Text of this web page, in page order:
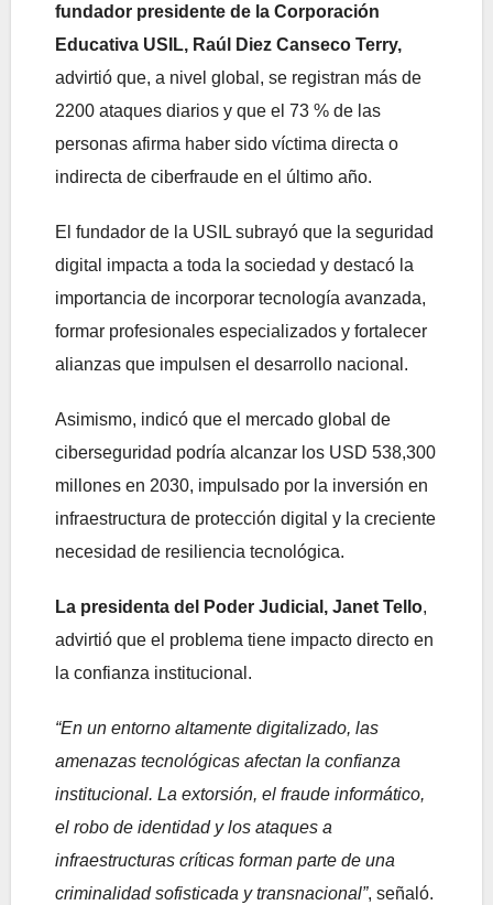
fundador presidente de la Corporación
Educativa USIL, Raúl Diez Canseco Terry,
advirtió que, a nivel global, se registran más de
2200 ataques diarios y que el 73 % de las
personas afirma haber sido víctima directa o
indirecta de ciberfraude en el último año.
El fundador de la USIL subrayó que la seguridad
digital impacta a toda la sociedad y destacó la
importancia de incorporar tecnología avanzada,
formar profesionales especializados y fortalecer
alianzas que impulsen el desarrollo nacional.
Asimismo, indicó que el mercado global de
ciberseguridad podría alcanzar los USD 538,300
millones en 2030, impulsado por la inversión en
infraestructura de protección digital y la creciente
necesidad de resiliencia tecnológica.
La presidenta del Poder Judicial, Janet Tello,
advirtió que el problema tiene impacto directo en
la confianza institucional.
“En un entorno altamente digitalizado, las
amenazas tecnológicas afectan la confianza
institucional. La extorsión, el fraude informático,
el robo de identidad y los ataques a
infraestructuras críticas forman parte de una
criminalidad sofisticada y transnacional”, señaló.